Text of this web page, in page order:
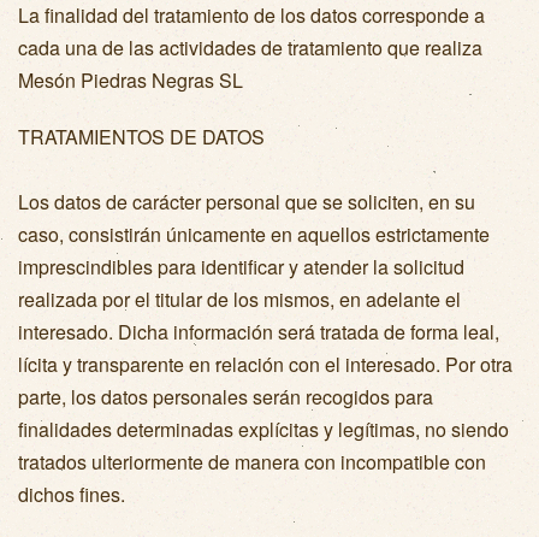
La finalidad del tratamiento de los datos corresponde a
cada una de las actividades de tratamiento que realiza
Mesón Piedras Negras SL
TRATAMIENTOS DE DATOS
Los datos de carácter personal que se soliciten, en su
caso, consistirán únicamente en aquellos estrictamente
imprescindibles para identificar y atender la solicitud
realizada por el titular de los mismos, en adelante el
interesado. Dicha información será tratada de forma leal,
lícita y transparente en relación con el interesado. Por otra
parte, los datos personales serán recogidos para
finalidades determinadas explícitas y legítimas, no siendo
tratados ulteriormente de manera con incompatible con
dichos fines.